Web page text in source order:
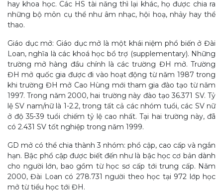
hay khoa học. Các HS tài nǎng thì lại khác, họ được chia ra
những bộ môn cụ thể như âm nhạc, hội hoạ, nhảy hay thể
thao.
Giáo dục mở: Giáo dục mở là một khái niệm phổ biến ở Đài
Loan, nghĩa là các khoá học bổ trợ (supplementary). Những
trường mở hàng đầu chính là các trường ĐH mở. Trường
ĐH mở quốc gia được đi vào hoạt động từ nǎm 1987 trong
khi trường ĐH mở Cao Hùng mới tham gia đào tạo từ nǎm
1997. Trong nǎm 2000, hai trường này đào tạo 36.371 SV. Tỷ
lệ SV nam/nữ là 1-2.2, trong tất cả các nhóm tuổi, các SV nữ
ở độ 35-39 tuổi chiếm tỷ lệ cao nhất. Tại hai trường này, đã
có 2.431 SV tốt nghiệp trong nǎm 1999.
GD mở có thể chia thành 3 nhóm: phổ cập, cao cấp và ngắn
hạn. Bậc phổ cập được biết đến như là bậc học cơ bản dành
cho người lớn, bao gồm từ học sơ cấp tới trung cấp. Nǎm
2000, Đài Loan có 278.731 người theo học tại 972 lớp học
mở từ tiểu học tới ĐH.